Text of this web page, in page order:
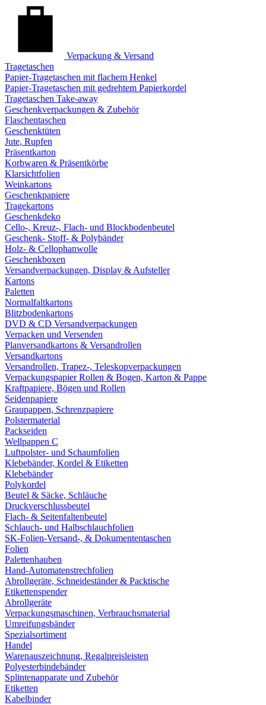
Verpackung & Versand
Tragetaschen
Papier-Tragetaschen mit flachem Henkel
Papier-Tragetaschen mit gedrehtem Papierkordel
Tragetaschen Take-away
Geschenkverpackungen & Zubehör
Flaschentaschen
Geschenktüten
Jute, Rupfen
Präsentkarton
Korbwaren & Präsentkörbe
Klarsichtfolien
Weinkartons
Geschenkpapiere
Tragekartons
Geschenkdeko
Cello-, Kreuz-, Flach- und Blockbodenbeutel
Geschenk- Stoff- & Polybänder
Holz- & Cellophanwolle
Geschenkboxen
Versandverpackungen, Display & Aufsteller
Kartons
Paletten
Normalfaltkartons
Blitzbodenkartons
DVD & CD Versandverpackungen
Verpacken und Versenden
Planversandkartons & Versandrollen
Versandkartons
Versandrollen, Trapez-, Teleskopverpackungen
Verpackungspapier Rollen & Bogen, Karton & Pappe
Kraftpapiere, Bögen und Rollen
Seidenpapiere
Graupappen, Schrenzpapiere
Polstermaterial
Packseiden
Wellpappen C
Luftpolster- und Schaumfolien
Klebebänder, Kordel & Etiketten
Klebebänder
Polykordel
Beutel & Säcke, Schläuche
Druckverschlussbeutel
Flach- & Seitenfaltenbeutel
Schlauch- und Halbschlauchfolien
SK-Folien-Versand-, & Dokumententaschen
Folien
Palettenhauben
Hand-Automatenstrechfolien
Abrollgeräte, Schneideständer & Packtische
Etikettenspender
Abrollgeräte
Verpackungsmaschinen, Verbrauchsmaterial
Umreifungsbänder
Spezialsortiment
Handel
Warenauszeichnung, Regalpreisleisten
Polyesterbindebänder
Splintenapparate und Zubehör
Etiketten
Kabelbinder